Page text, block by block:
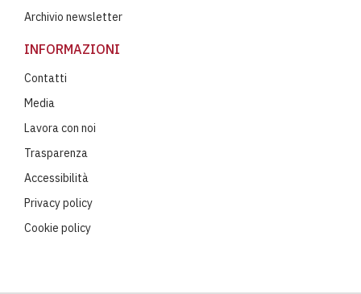
Archivio newsletter
INFORMAZIONI
Contatti
Media
Lavora con noi
Trasparenza
Accessibilità
Privacy policy
Cookie policy